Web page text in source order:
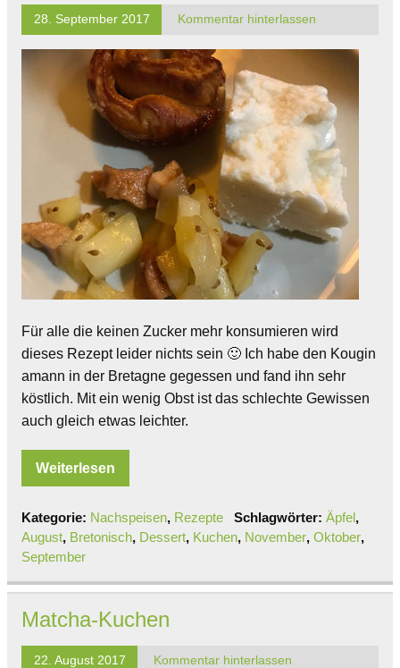
28. September 2017 Kommentar hinterlassen
Für alle die keinen Zucker mehr konsumieren wird
dieses Rezept leider nichts sein 🙂 Ich habe den Kougin
amann in der Bretagne gegessen und fand ihn sehr
köstlich. Mit ein wenig Obst ist das schlechte Gewissen
auch gleich etwas leichter.
Weiterlesen
Kategorie: Nachspeisen, Rezepte Schlagwörter: Äpfel,
August, Bretonisch, Dessert, Kuchen, November, Oktober,
September
Matcha-Kuchen
22. August 2017 Kommentar hinterlassen